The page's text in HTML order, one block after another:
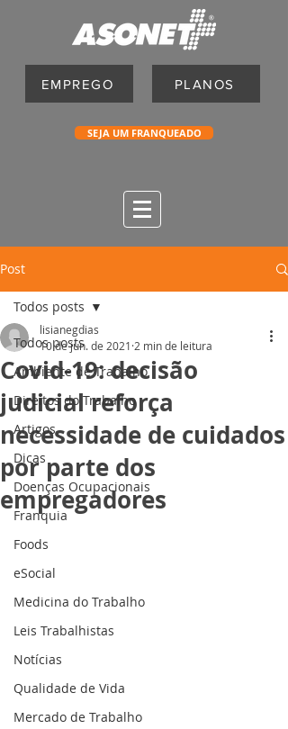
EMPREGO PLANOS
SEJA UM FRANQUEADO
Post
Todos posts
Ambiente de Trabalho
Direitos do Trabalho
Artigos
Dicas
Doenças Ocupacionais
Franquia
Foods
eSocial
Medicina do Trabalho
Leis Trabalhistas
Notícias
Qualidade de Vida
Mercado de Trabalho
Todos posts
Covid-19: decisão
judicial reforça
necessidade de cuidados
por parte dos
empregadores
lisianegdias
10 de jun. de 2021 2 min de leitura